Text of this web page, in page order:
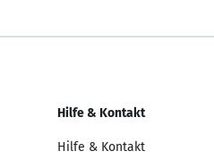
Hilfe & Kontakt
Hilfe & Kontakt